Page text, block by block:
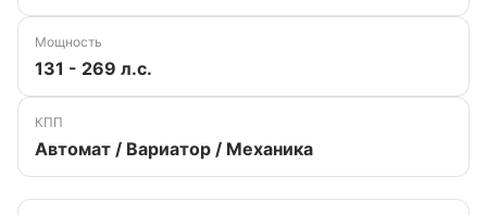
Мощность
131 - 269 л.с.
КПП
Автомат / Вариатор / Механика